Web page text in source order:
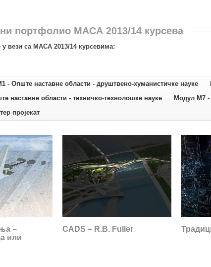
портфолио MАСА 2013/14 курсева
вези са МАСА 2013/14 курсевима:
- Oпште наставне области - друштвено-хуманистичке науке
наставне области - техничко-технолошке науке
Модул М7 -
пројекат
–
или
CADS – R.B. Fuller